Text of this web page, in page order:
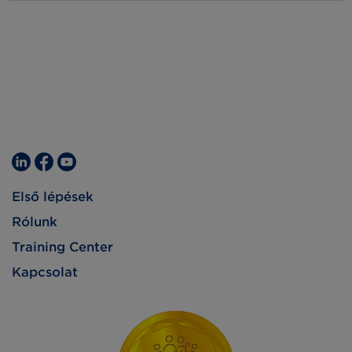
partnerek bevonásában látja növekedésének
Első lépések
Rólunk
Training Center
Kapcsolat